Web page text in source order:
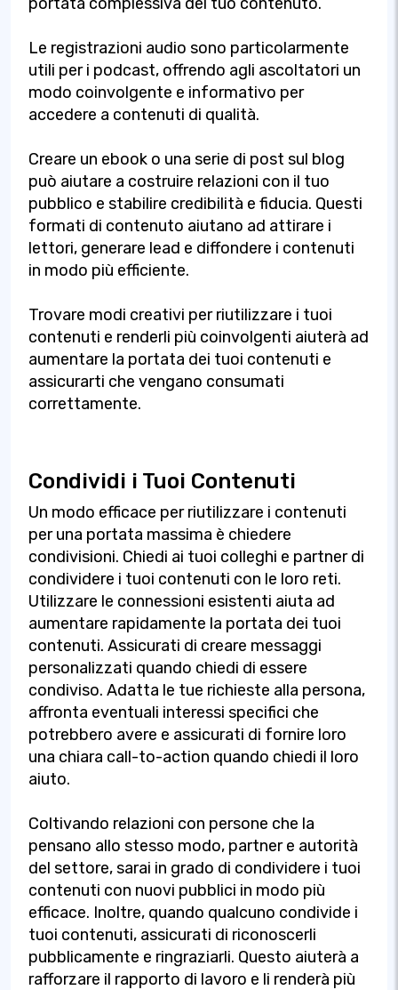
Le registrazioni audio sono particolarmente
utili per i podcast, offrendo agli ascoltatori un
modo coinvolgente e informativo per
accedere a contenuti di qualità.
Creare un ebook o una serie di post sul blog
può aiutare a costruire relazioni con il tuo
pubblico e stabilire credibilità e fiducia. Questi
formati di contenuto aiutano ad attirare i
lettori, generare lead e diffondere i contenuti
in modo più efficiente.
Trovare modi creativi per riutilizzare i tuoi
contenuti e renderli più coinvolgenti aiuterà ad
aumentare la portata dei tuoi contenuti e
assicurarti che vengano consumati
correttamente.
Condividi i Tuoi Contenuti
Un modo efficace per riutilizzare i contenuti
per una portata massima è chiedere
condivisioni. Chiedi ai tuoi colleghi e partner di
condividere i tuoi contenuti con le loro reti.
Utilizzare le connessioni esistenti aiuta ad
aumentare rapidamente la portata dei tuoi
contenuti. Assicurati di creare messaggi
personalizzati quando chiedi di essere
condiviso. Adatta le tue richieste alla persona,
affronta eventuali interessi specifici che
potrebbero avere e assicurati di fornire loro
una chiara call-to-action quando chiedi il loro
aiuto.
Coltivando relazioni con persone che la
pensano allo stesso modo, partner e autorità
del settore, sarai in grado di condividere i tuoi
contenuti con nuovi pubblici in modo più
efficace. Inoltre, quando qualcuno condivide i
tuoi contenuti, assicurati di riconoscerli
pubblicamente e ringraziarli. Questo aiuterà a
rafforzare il rapporto di lavoro e li renderà più